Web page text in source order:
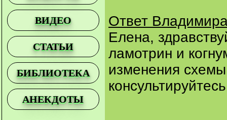
ВИДЕО
СТАТЬИ
БИБЛИОТЕКА
АНЕКДОТЫ
Ответ
Елена,
ламотрин и
изменения